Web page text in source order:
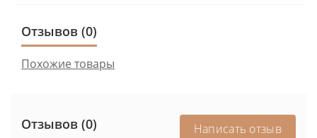
Отзывов (0)
Похожие товары
Отзывов (0) Написать отзыв